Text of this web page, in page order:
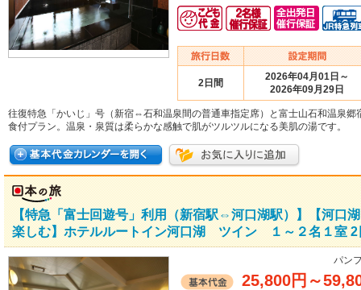
2日間
2026年04月01日～
2026年09月29日
往復特急「かいじ」号（新宿⇔石和温泉間の普通車指定席）と富士山石和温泉郷
食付プラン。温泉・泉質は柔らかな感触で肌がツルツルになる美肌の湯です。
【特急「富士回遊号」利用（新宿駅⇔河口湖駅）】【河口
楽しむ】ホテルルートイン河口湖 ツイン １～２名１室 2
パン
25,800円 ～